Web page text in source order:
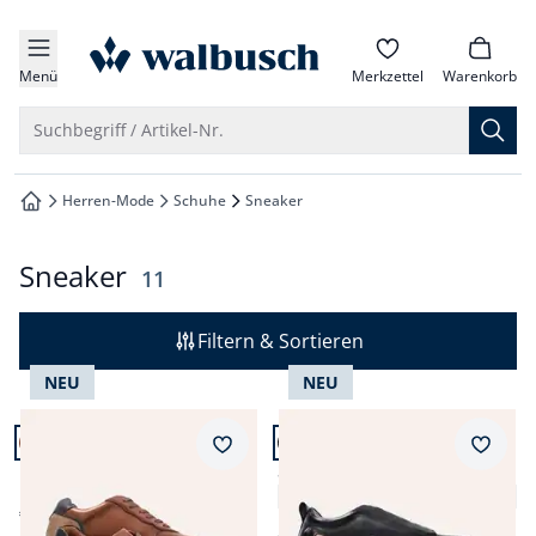
springen
springen
springen
springen
Menü zur Startseite Merkzettel Warenkorb
Suchbegriff / Artikel-Nr.
zur Startseite
Herren-Mode Schuhe Sneaker
Sneaker Ergebnisse
11
Filtern & Sortieren
Artikel 1 von 11.
NEU
€ 99,99
Merkzettel
Artikel 2 von 11.
NEU
Smart Casual Sneaker